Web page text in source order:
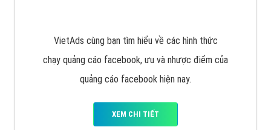
VietAds cùng bạn tìm hiểu về các hình thức
chạy quảng cáo facebook, ưu và nhược điểm của
quảng cáo facebook hiện nay.
XEM CHI TIẾT